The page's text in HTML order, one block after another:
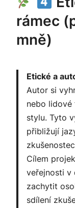
rámec
mně)
Etické a
Autor si
nebo lidové
stylu. Tyto
přibližují
Cílem
veřejnosti v
zachytit
sdílení